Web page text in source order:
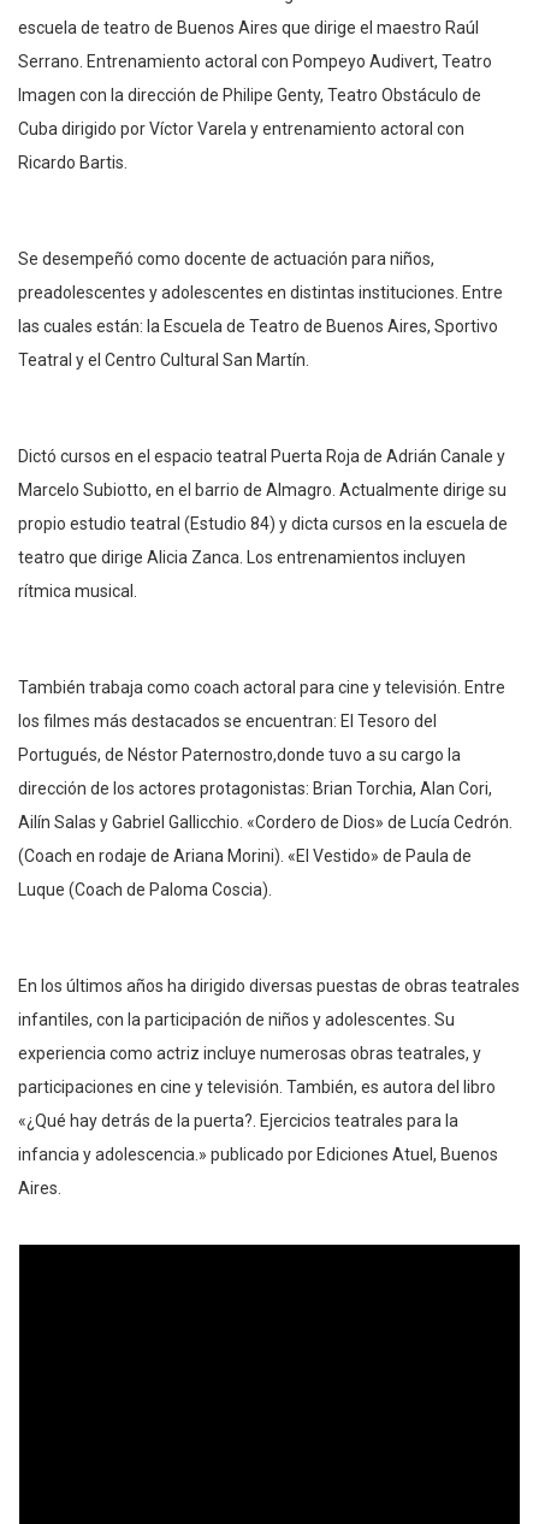
escuela de teatro de Buenos Aires que dirige el maestro Raúl
Serrano. Entrenamiento actoral con Pompeyo Audivert, Teatro
Imagen con la dirección de Philipe Genty, Teatro Obstáculo de
Cuba dirigido por Víctor Varela y entrenamiento actoral con
Ricardo Bartis.
Se desempeñó como docente de actuación para niños,
preadolescentes y adolescentes en distintas instituciones. Entre
las cuales están: la Escuela de Teatro de Buenos Aires, Sportivo
Teatral y el Centro Cultural San Martín.
Dictó cursos en el espacio teatral Puerta Roja de Adrián Canale y
Marcelo Subiotto, en el barrio de Almagro. Actualmente dirige su
propio estudio teatral (Estudio 84) y dicta cursos en la escuela de
teatro que dirige Alicia Zanca. Los entrenamientos incluyen
rítmica musical.
También trabaja como coach actoral para cine y televisión. Entre
los filmes más destacados se encuentran: El Tesoro del
Portugués, de Néstor Paternostro,donde tuvo a su cargo la
dirección de los actores protagonistas: Brian Torchia, Alan Cori,
Ailín Salas y Gabriel Gallicchio. «Cordero de Dios» de Lucía Cedrón.
(Coach en rodaje de Ariana Morini). «El Vestido» de Paula de
Luque (Coach de Paloma Coscia).
En los últimos años ha dirigido diversas puestas de obras teatrales
infantiles, con la participación de niños y adolescentes. Su
experiencia como actriz incluye numerosas obras teatrales, y
participaciones en cine y televisión. También, es autora del libro
«¿Qué hay detrás de la puerta?. Ejercicios teatrales para la
infancia y adolescencia.» publicado por Ediciones Atuel, Buenos
Aires.